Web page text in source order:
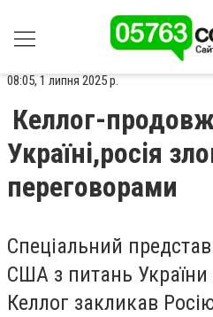
08:05, 1 липня 2025 р.
Келлог-
Україні,росія
переговорами
Спеціальний
США з питань України
Келлог закликав